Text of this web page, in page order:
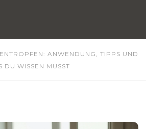
ANWENDUNG, TIPPS UND
DU WISSEN MUSST